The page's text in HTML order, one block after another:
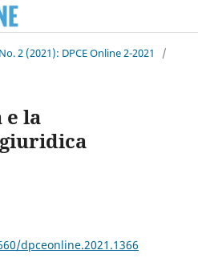
2 (2021): DPCE Online 2-2021
/
e la
dpceonline.2021.1366